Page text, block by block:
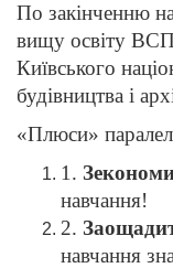
По закінченню
вищу освіту ВСП
Київського
будівництва і
«Плюси»
1.
навчання!
2.
навчання